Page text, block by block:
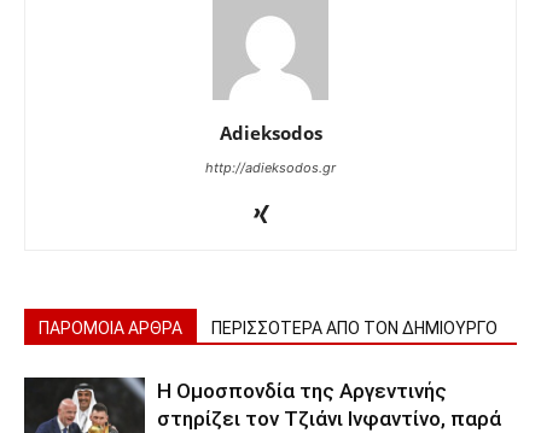
Adieksodos
http://adieksodos.gr
ΠΑΡΟΜΟΙΑ ΑΡΘΡΑ ΠΕΡΙΣΣΟΤΕΡΑ ΑΠΟ ΤΟΝ ΔΗΜΙΟΥΡΓΟ
Η Ομοσπονδία της Αργεντινής
στηρίζει τον Τζιάνι Ινφαντίνο, παρά